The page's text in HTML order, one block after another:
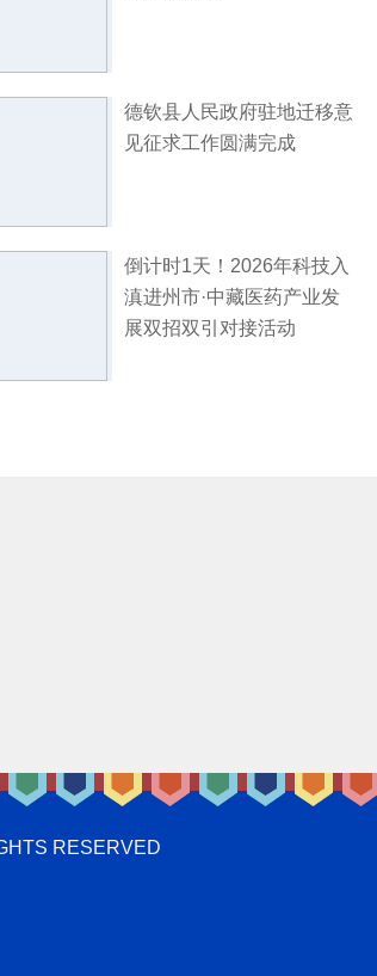
德钦县人民政府驻地迁移意
见征求工作圆满完成
倒计时1天！2026年科技入
滇进州市·中藏医药产业发
展双招双引对接活动
RESERVED